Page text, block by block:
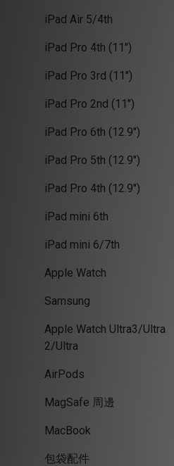
iPad Air 5/4th
iPad Pro 4th (11")
iPad Pro 3rd (11")
iPad Pro 2nd (11")
iPad Pro 6th (12.9")
iPad Pro 5th (12.9")
iPad Pro 4th (12.9")
iPad mini 6th
iPad mini 6/7th
Apple Watch
Samsung
Apple Watch Ultra3/Ultra
2/Ultra
AirPods
MagSafe 周邊
MacBook
包袋配件